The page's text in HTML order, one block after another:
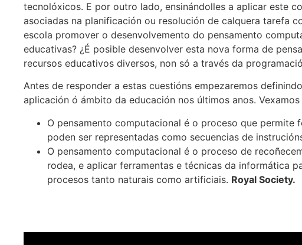
tecnolóxicos. E por outro lado, ensinándolles a aplicar este
asociadas na planificación ou resolución de calquera tarefa
escola promover o desenvolvemento do pensamento
educativas? ¿É posible desenvolver esta nova forma de
recursos educativos diversos, non só a través da
Antes de responder a estas cuestións empezaremos
aplicación ó ámbito da educación nos últimos anos.
O pensamento computacional é o proceso que permite
poden ser representadas como secuencias de
O pensamento computacional é o proceso de
rodea, e aplicar ferramentas e técnicas da informática
procesos tanto naturais como artificiais. Royal Society.